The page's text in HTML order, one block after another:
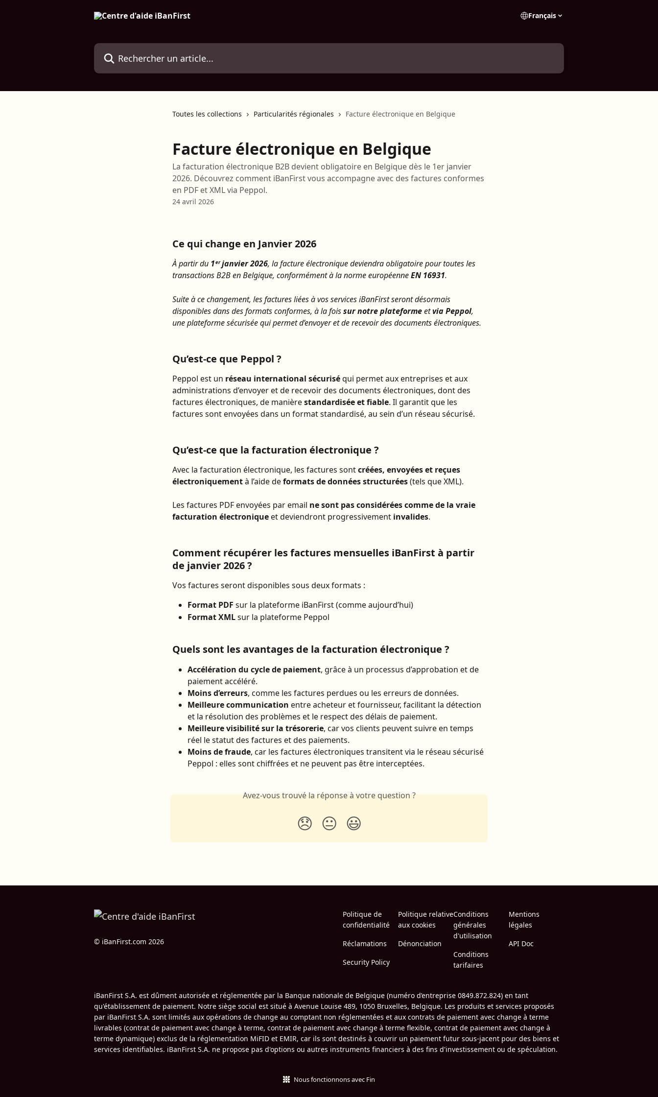
Français
Rechercher un article...
Toutes les collections Particularités régionales Facture électronique en Belgique
Facture électronique en Belgique
La facturation électronique B2B devient obligatoire en Belgique dès le 1er janvier
2026. Découvrez comment iBanFirst vous accompagne avec des factures conformes
en PDF et XML via Peppol.
24 avril 2026
Ce qui change en Janvier 2026
À partir du 1ᵉʳ janvier 2026, la facture électronique deviendra obligatoire pour toutes les
transactions B2B en Belgique, conformément à la norme européenne EN 16931.
Suite à ce changement, les factures liées à vos services iBanFirst seront désormais
disponibles dans des formats conformes, à la fois sur notre plateforme et via Peppol,
une plateforme sécurisée qui permet d’envoyer et de recevoir des documents électroniques.
Qu’est-ce que Peppol ?
Peppol est un réseau international sécurisé qui permet aux entreprises et aux
administrations d’envoyer et de recevoir des documents électroniques, dont des
factures électroniques, de manière standardisée et fiable. Il garantit que les
factures sont envoyées dans un format standardisé, au sein d’un réseau sécurisé.
Qu’est-ce que la facturation électronique ?
Avec la facturation électronique, les factures sont créées, envoyées et reçues
électroniquement à l’aide de formats de données structurées (tels que XML).
Les factures PDF envoyées par email ne sont pas considérées comme de la vraie
facturation électronique et deviendront progressivement invalides.
Comment récupérer les factures mensuelles iBanFirst à partir
de janvier 2026 ?
Vos factures seront disponibles sous deux formats :
Format PDF sur la plateforme iBanFirst (comme aujourd’hui)
Format XML sur la plateforme Peppol
Quels sont les avantages de la facturation électronique ?
Accélération du cycle de paiement, grâce à un processus d’approbation et de
paiement accéléré.
Moins d’erreurs, comme les factures perdues ou les erreurs de données.
Meilleure communication entre acheteur et fournisseur, facilitant la détection
et la résolution des problèmes et le respect des délais de paiement.
Meilleure visibilité sur la trésorerie, car vos clients peuvent suivre en temps
réel le statut des factures et des paiements.
Moins de fraude, car les factures électroniques transitent via le réseau sécurisé
Peppol : elles sont chiffrées et ne peuvent pas être interceptées.
Avez-vous trouvé la réponse à votre question ?
😞 😐 😃
© iBanFirst.com 2026
Politique de
confidentialité
Réclamations
Security Policy
Politique relative
aux cookies
Dénonciation
Conditions
générales
d'utilisation
Conditions
tarifaires
Mentions
légales
API Doc
iBanFirst S.A. est dûment autorisée et réglementée par la Banque nationale de Belgique (numéro d’entreprise 0849.872.824) en tant
qu'établissement de paiement. Notre siège social est situé à Avenue Louise 489, 1050 Bruxelles, Belgique. Les produits et services proposés
par iBanFirst S.A. sont limités aux opérations de change au comptant non réglementées et aux contrats de paiement avec change à terme
livrables (contrat de paiement avec change à terme, contrat de paiement avec change à terme flexible, contrat de paiement avec change à
terme dynamique) exclus de la réglementation MiFID et EMIR, car ils sont destinés à couvrir un paiement futur sous-jacent pour des biens et
services identifiables. iBanFirst S.A. ne propose pas d'options ou autres instruments financiers à des fins d'investissement ou de spéculation.
Nous fonctionnons avec Fin